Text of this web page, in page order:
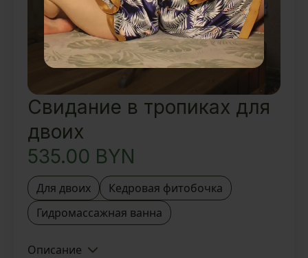
восточные угощения
Свидание в тропиках для
двоих
535.00 BYN
Для двоих
Кедровая фитобочка
Гидромассажная ванна
Описание